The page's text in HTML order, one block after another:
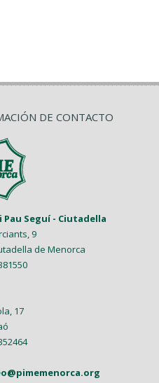
DE CONTACTO
Pau Seguí - Ciutadella
9
de Menorca
17